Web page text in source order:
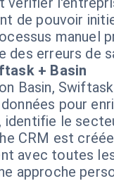
de pouvoir
manuel
des erreurs de
+ Basin
Basin,
pour
identifie le
CRM est créée
avec toutes
approche